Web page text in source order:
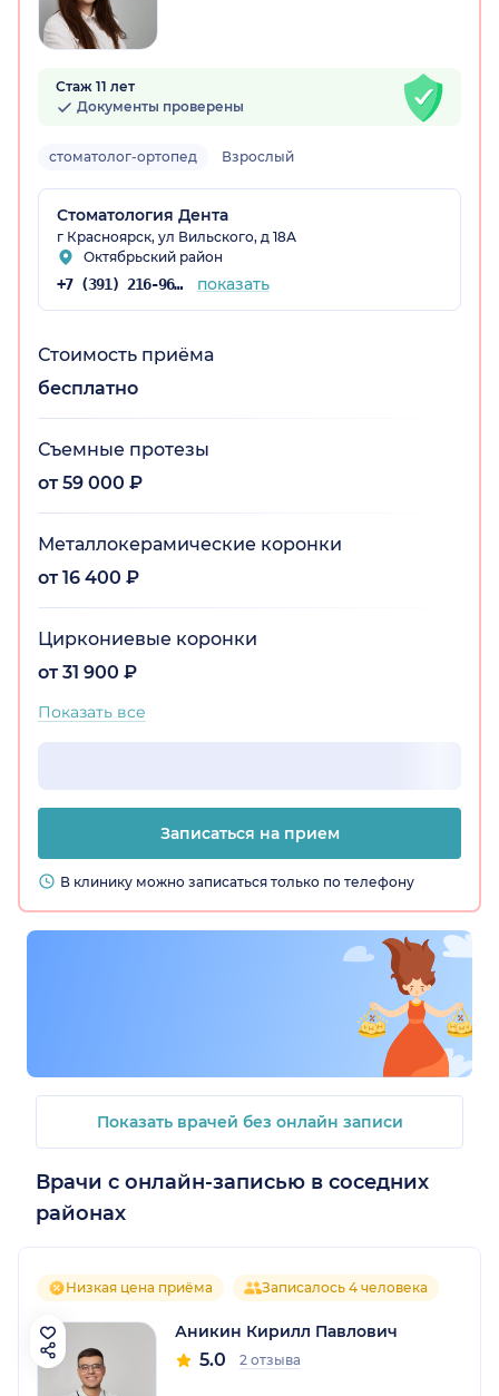
край)
Стаж 11 лет
Документы проверены
стоматолог-ортопед Взрослый
Стоматология Дента
г Красноярск, ул Вильского, д 18А
Октябрьский район
+7 (391) 216-96-47 показать
Стоимость приёма
бесплатно
Съемные протезы
от 59 000 ₽
Металлокерамические коронки
от 16 400 ₽
Циркониевые коронки
от 31 900 ₽
Показать все
Записаться на прием
В клинику можно записаться только по телефону
Показать врачей без онлайн записи
Врачи с онлайн-записью в соседних
районах
Низкая цена приёма Записалось 4 человека
Аникин Кирилл Павлович
5.0 2 отзыва